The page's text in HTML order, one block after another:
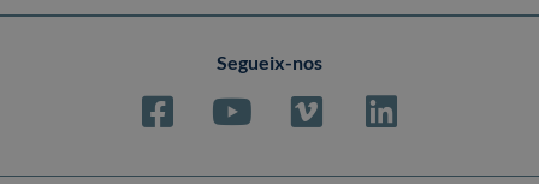
Segueix-nos